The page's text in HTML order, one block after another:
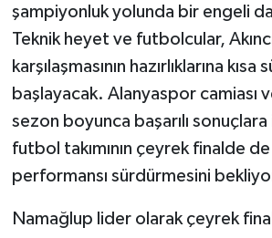
şampiyonluk yolunda bir engeli
Teknik heyet ve futbolcular,
karşılaşmasının hazırlıklarına
başlayacak. Alanyaspor camiası
sezon boyunca başarılı sonuçlara
futbol takımının çeyrek finalde de
performansı sürdürmesini
Namağlup lider olarak çeyrek